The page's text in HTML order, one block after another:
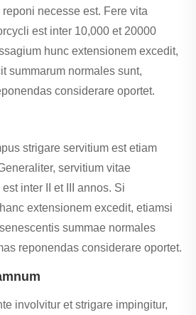
necesse est. Fere vita
est inter 10,000 et 20000
hunc extensionem excedit,
summarum normales sunt,
considerare oportet.
strigare servitium est etiam
servitium vitae
est inter II et III annos. Si
extensionem excedit, etiamsi
summae normales
reponendas considerare oportet.
involvitur et strigare impingitur,